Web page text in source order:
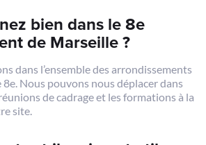
bien dans le 8e
de Marseille ?
dans l’ensemble des arrondissements
Nous pouvons nous déplacer dans
de cadrage et les formations à la
site.